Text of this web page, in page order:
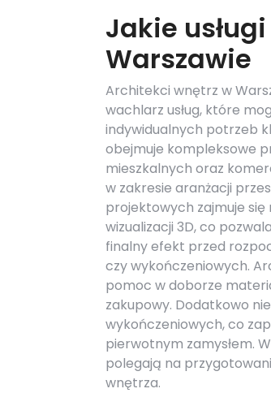
Jakie
Warszawie
Architekci wnętrz w
wachlarz usług, które
indywidualnych potrzeb
obejmuje kompleksowe
mieszkalnych oraz
w zakresie aranżacji
projektowych zajmuje
wizualizacji 3D, co
finalny efekt przed
czy wykończeniowych.
pomoc w doborze
zakupowy. Dodatkowo
wykończeniowych, co
pierwotnym zamysłem.
polegają na
wnętrza.